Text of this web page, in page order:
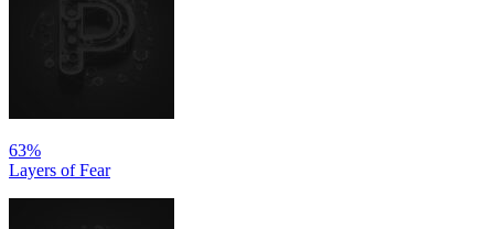
63%
Layers of Fear